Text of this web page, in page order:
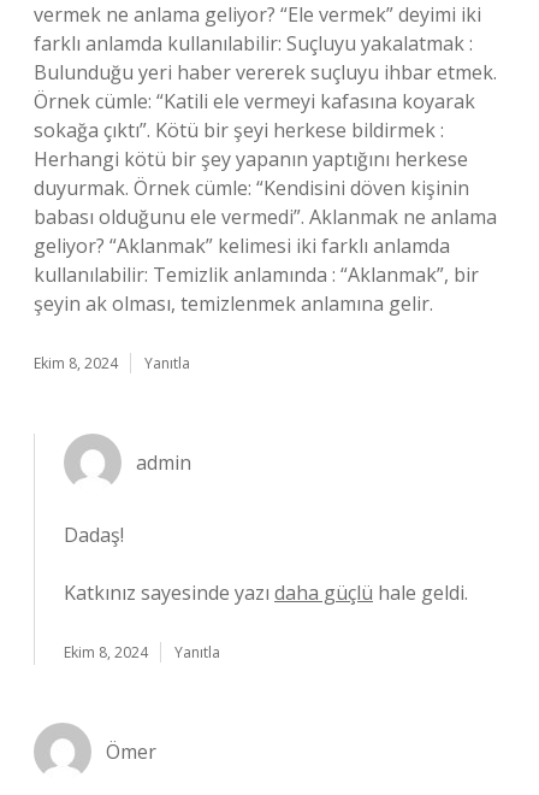
vermek ne anlama geliyor? “Ele vermek” deyimi iki
farklı anlamda kullanılabilir: Suçluyu yakalatmak :
Bulunduğu yeri haber vererek suçluyu ihbar etmek.
Örnek cümle: “Katili ele vermeyi kafasına koyarak
sokağa çıktı”. Kötü bir şeyi herkese bildirmek :
Herhangi kötü bir şey yapanın yaptığını herkese
duyurmak. Örnek cümle: “Kendisini döven kişinin
babası olduğunu ele vermedi”. Aklanmak ne anlama
geliyor? “Aklanmak” kelimesi iki farklı anlamda
kullanılabilir: Temizlik anlamında : “Aklanmak”, bir
şeyin ak olması, temizlenmek anlamına gelir.
Ekim 8, 2024 Yanıtla
admin
Dadaş!
Katkınız sayesinde yazı daha güçlü hale geldi.
Ekim 8, 2024 Yanıtla
Ömer